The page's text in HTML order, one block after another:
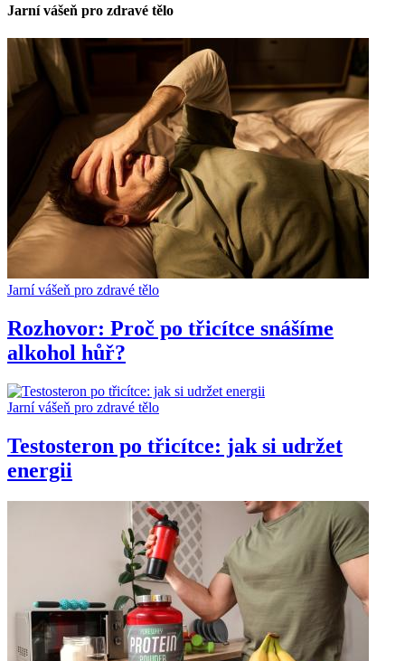
Jarní vášeň pro zdravé tělo
Jarní vášeň pro zdravé tělo
Rozhovor: Proč po třicítce snášíme
alkohol hůř?
Jarní vášeň pro zdravé tělo
Testosteron po třicítce: jak si udržet
energii